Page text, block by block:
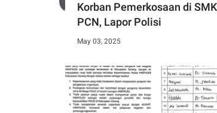
Korban Pemerkosaan di SMK
PCN, Lapor Polisi
May 03, 2025